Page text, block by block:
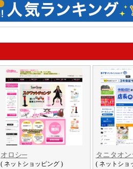
オロシ─
( ネットショッピング )
タニタオ
( ネットショ